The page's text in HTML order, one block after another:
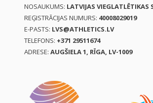
NOSAUKUMS: LATVIJAS VIEGLATLĒTIKAS
REĢISTRĀCIJAS NUMURS: 40008029019
E-PASTS: LVS@ATHLETICS.LV
TELEFONS: +371 29511674
ADRESE: AUGŠIELA 1, RĪGA, LV-1009